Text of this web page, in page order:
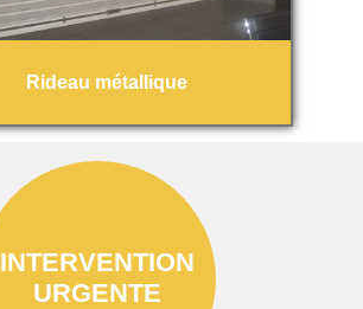
Rideau métallique
INTERVENTION
URGENTE